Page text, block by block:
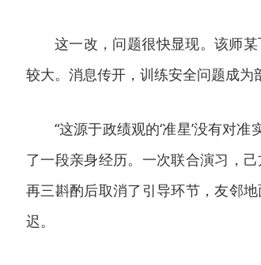
这一改，问题很快显现。该师
较大。消息传开，训练安全问题成为
“这源于政绩观的‘准星’没有对
了一段亲身经历。一次联合演习，
再三斟酌后取消了引导环节，友邻
迟。